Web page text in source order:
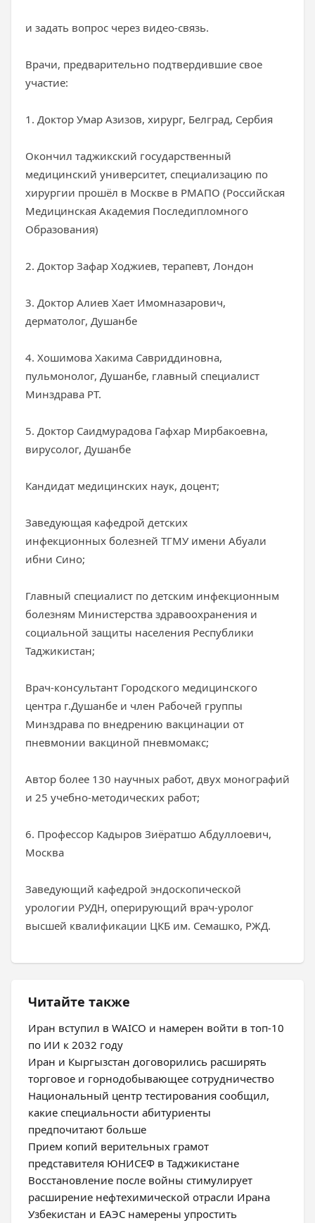
и задать вопрос через видео-связь.
Врачи, предварительно подтвердившие свое
участие:
1. Доктор Умар Азизов, хирург, Белград, Сербия
Окончил таджикский государственный
медицинский университет, специализацию по
хирургии прошёл в Москве в РМАПО (Российская
Медицинская Академия Последипломного
Образования)
2. Доктор Зафар Ходжиев, терапевт, Лондон
3. Доктор Алиев Хает Имомназарович,
дерматолог, Душанбе
4. Хошимова Хакима Савриддиновна,
пульмонолог, Душанбе, главный специалист
Минздрава РТ.
5. Доктор Саидмурадова Гафхар Мирбакоевна,
вирусолог, Душанбе
Кандидат медицинских наук, доцент;
Заведующая кафедрой детских
инфекционных болезней ТГМУ имени Абуали
ибни Сино;
Главный специалист по детским инфекционным
болезням Министерства здравоохранения и
социальной защиты населения Республики
Таджикистан;
Врач-консультант Городского медицинского
центра г.Душанбе и член Рабочей группы
Минздрава по внедрению вакцинации от
пневмонии вакциной пневмомакс;
Автор более 130 научных работ, двух монографий
и 25 учебно-методических работ;
6. Профессор Кадыров Зиёратшо Абдуллоевич,
Москва
Заведующий кафедрой эндоскопической
урологии РУДН, оперирующий врач-уролог
высшей квалификации ЦКБ им. Семашко, РЖД.
Читайте также
Иран вступил в WAICO и намерен войти в топ-10
по ИИ к 2032 году
Иран и Кыргызстан договорились расширять
торговое и горнодобывающее сотрудничество
Национальный центр тестирования сообщил,
какие специальности абитуриенты
предпочитают больше
Прием копий верительных грамот
представителя ЮНИСЕФ в Таджикистане
Восстановление после войны стимулирует
расширение нефтехимической отрасли Ирана
Узбекистан и ЕАЭС намерены упростить